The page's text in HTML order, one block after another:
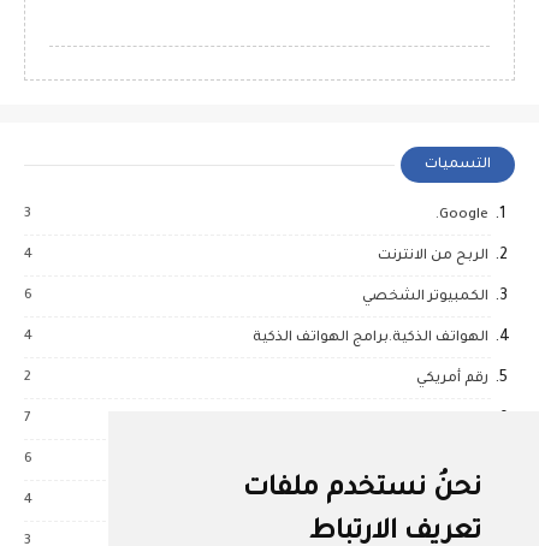
نحنُ نستخدم ملفات
تعريف الارتباط
التسميات
Google.
3
الربح من الانترنت 4
الكمبيوتر الشخصي 6
الهواتف الذكية.برامج الهواتف الذكية 4
رقم أمريكي 2
7
6
عالم الربح 4
3